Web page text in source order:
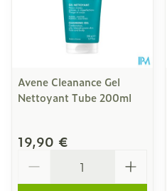
Avene Cleanance Gel
Nettoyant Tube 200ml
19,90 €